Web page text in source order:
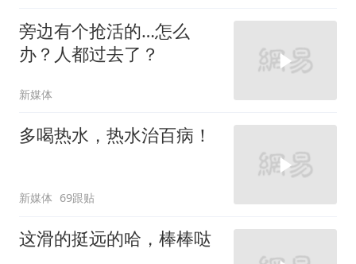
旁边有个抢活的…怎么
办？人都过去了？
新媒体
多喝热水，热水治百病！
新媒体 69跟贴
这滑的挺远的哈，棒棒哒